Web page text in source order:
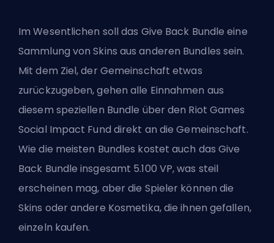
Im Wesentlichen soll das Give Back Bundle eine
Sammlung von Skins aus anderen Bundles sein.
Mit dem Ziel, der Gemeinschaft etwas
zurückzugeben, gehen alle Einnahmen aus
diesem speziellen Bundle über den Riot Games
Social Impact Fund direkt an die Gemeinschaft.
Wie die meisten Bundles kostet auch das Give
Back Bundle insgesamt 5.100 VP, was steil
erscheinen mag, aber die Spieler können die
Skins oder andere Kosmetika, die ihnen gefallen,
einzeln kaufen.